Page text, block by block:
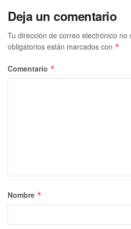
Deja un comentario
Tu dirección de correo electrónico no
obligatorios están marcados con *
Comentario *
Nombre *